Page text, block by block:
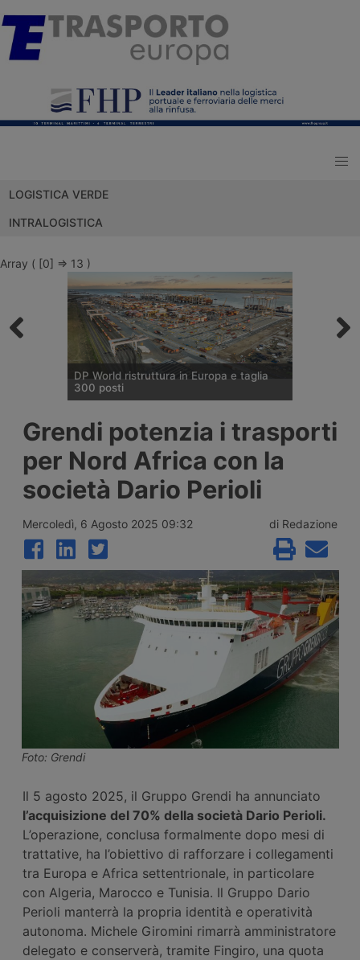
LOGISTICA VERDE
INTRALOGISTICA
Array ( [0] => 13 )
DP World ristruttura in Europa e taglia
300 posti
attività europee dopo l’uscita di tre dirigenti
senior, mentre Londra e Anversa registrano
volumi record e il gruppo prosegue gli
investimenti tra Svizzera, Golfo, Siria e
Regno Unito.
Grendi potenzia i trasporti
per Nord Africa con la
società Dario Perioli
Mercoledì, 6 Agosto 2025 09:32 di Redazione
Foto: Grendi
Il 5 agosto 2025, il Gruppo Grendi ha annunciato
l’acquisizione del 70% della società Dario Perioli.
L’operazione, conclusa formalmente dopo mesi di
trattative, ha l’obiettivo di rafforzare i collegamenti
tra Europa e Africa settentrionale, in particolare
con Algeria, Marocco e Tunisia. Il Gruppo Dario
Perioli manterrà la propria identità e operatività
autonoma. Michele Giromini rimarrà amministratore
delegato e conserverà, tramite Fingiro, una quota